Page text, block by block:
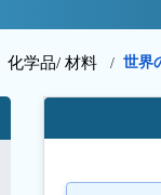
化学品/ 材料 / 世界